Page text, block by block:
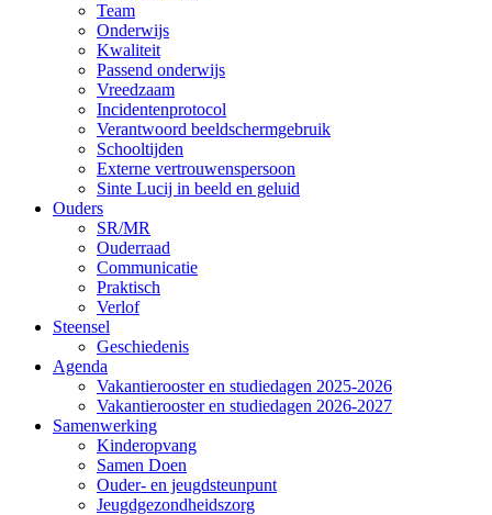
Team
Onderwijs
Kwaliteit
Passend onderwijs
Vreedzaam
Incidentenprotocol
Verantwoord beeldschermgebruik
Schooltijden
Externe vertrouwenspersoon
Sinte Lucij in beeld en geluid
Ouders
SR/MR
Ouderraad
Communicatie
Praktisch
Verlof
Steensel
Geschiedenis
Agenda
Vakantierooster en studiedagen 2025-2026
Vakantierooster en studiedagen 2026-2027
Samenwerking
Kinderopvang
Samen Doen
Ouder- en jeugdsteunpunt
Jeugdgezondheidszorg